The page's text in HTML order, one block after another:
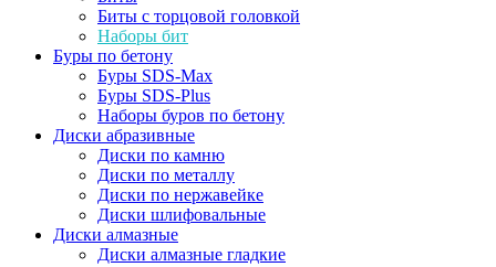
Биты с торцовой головкой
Наборы бит
Буры по бетону
Буры SDS-Max
Буры SDS-Plus
Наборы буров по бетону
Диски абразивные
Диски по камню
Диски по металлу
Диски по нержавейке
Диски шлифовальные
Диски алмазные
Диски алмазные гладкие